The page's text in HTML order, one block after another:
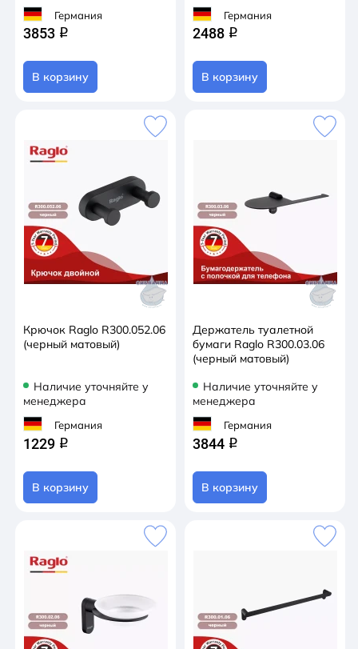
Германия
3853 q
В корзину
Германия
2488 q
В корзину
Крючок Raglo R300.052.06
(черный матовый)
Наличие уточняйте у
менеджера
Германия
1229 q
В корзину
Держатель туалетной
бумаги Raglo R300.03.06
(черный матовый)
Наличие уточняйте у
менеджера
Германия
3844 q
В корзину